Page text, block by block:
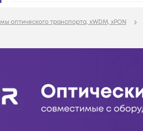
оптического транспорта, xWDM, xPON